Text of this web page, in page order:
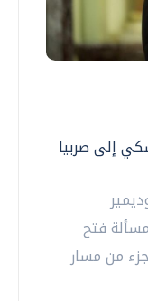
إلى صربيا
فتح
من مسار